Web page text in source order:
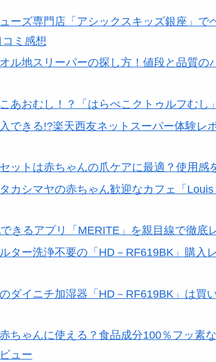
ーズ専門店「アシックスキッズ銀座」で
ミ感想
ル地スリーパーの探し方！値段と品質の
あおむし！？「はらぺこクトゥルフむし
できる!?楽天西友ネットスーパー体験レ
ットは赤ちゃんの爪ケアに最適？使用感
カシマヤの赤ちゃん歓迎なカフェ「
きるアプリ「MERITE」を親目線で徹底
ター洗浄不要の「HD－RF619BK」購入
ダイニチ加湿器「HD－RF619BK」は買
ちゃんに使える？食品成分100％フッ素
ュー